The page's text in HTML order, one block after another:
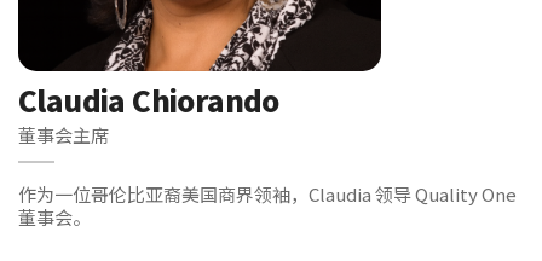
Claudia Chiorando
董事会主席
作为一位哥伦比亚裔美国商界领袖，Claudia 领导 Quality One
董事会。